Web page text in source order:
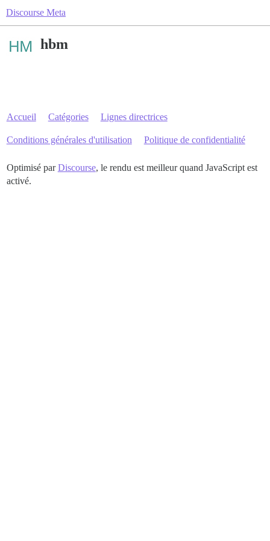
Discourse Meta
hbm
Accueil Catégories Lignes directrices
Conditions générales d'utilisation Politique de confidentialité
Optimisé parDiscourse, le rendu est meilleur quand JavaScript est
activé.